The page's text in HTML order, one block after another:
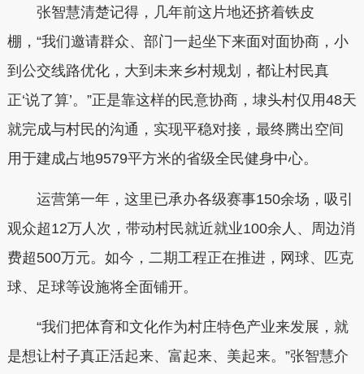
张智慧清楚记得，几年前这片地还挤着铁皮
棚，“我们邀请群众、部门一起坐下来面对面协商，小
到公交线路优化，大到未来乡村规划，都让村民真
正‘说了算’。”正是靠这样的民意协商，埭头村仅用48天
就完成与村民的沟通，实现平稳对接，最终腾出空间
用于建成占地9579平方米的省级全民健身中心。
运营第一年，这里已承办各级赛事150余场，吸引
观众超12万人次，带动村民就近就业100余人、周边消
费超500万元。如今，二期工程正在推进，网球、匹克
球、足球等设施将全面铺开。
“我们把体育和文化作为村庄特色产业来发展，就
是想让村子真正活起来、富起来、美起来。”张智慧介